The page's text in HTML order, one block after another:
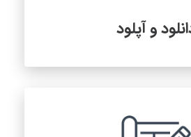
و آپلود